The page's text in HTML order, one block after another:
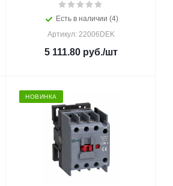
Есть в наличии (4)
Артикул: 22006DEK
5 111.80руб./шт
НОВИНКА